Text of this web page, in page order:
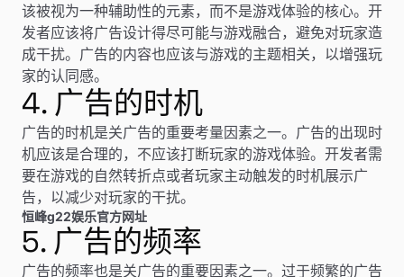
该被视为一种辅助性的元素，而不是游戏体验的核心。开
发者应该将广告设计得尽可能与游戏融合，避免对玩家造
成干扰。广告的内容也应该与游戏的主题相关，以增强玩
家的认同感。
4. 广告的时机
广告的时机是关广告的重要考量因素之一。广告的出现时
机应该是合理的，不应该打断玩家的游戏体验。开发者需
要在游戏的自然转折点或者玩家主动触发的时机展示广
告，以减少对玩家的干扰。
恒峰g22娱乐官方网址
5. 广告的频率
广告的频率也是关广告的重要因素之一。过于频繁的广告